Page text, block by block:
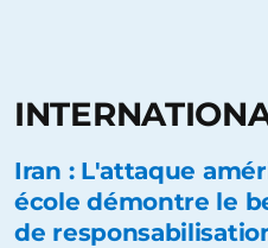
Iran : L'attaque
école démontre le
de